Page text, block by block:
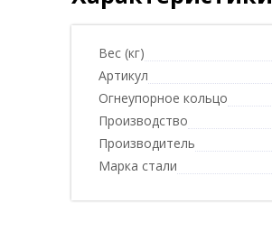
Вес (кг)
Артикул
Огнеупорное кольцо
Производство
Производитель
Марка стали